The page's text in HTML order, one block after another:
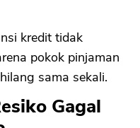
kredit tidak
pokok pinjaman
sama sekali.
Gagal